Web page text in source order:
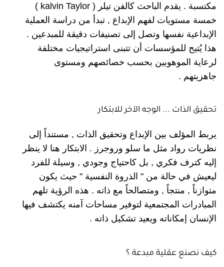
مكتسبة . يقدم الباحث كالفن تيلر ( kalvin Taylor )
خمسة مستويات لفهم الإبداع , تبدأ من دراسة العملية
الإبداعية نفسها وتصل إلى تصنيفات دقيقة للمبدعين .
هذا يُتيح للمؤسسات أن تتبنى استراتيجيات مختلفة
لرعاية الموهوبين بحسب خصائصهم ومستوى
جاهزيتهم .
تحقيق الذات ... الوجه الآخر للابتكار
يربط المؤلف بين الإبداع وتحقيق الذات , مستنداً إلى
نظريات رواد مثل ما سلو وروجرز . الابتكار هنا لا ينظر
إليه كترف فكري , بل كاحتياج وجودي , وسيلة للفرد
ليعيش في حالة من " الذروة النفسية " حيث يكون
متوازناً , منتجاً , ومتصالحاً مع ذاته . هذه الرؤية تلهم
المبادرات المجتمعية لتوفير مساحات آمنه يكتشف فيها
الإنسان إمكاناته ويعيد تشكيل ذاته .
كيف نصنع عقلية مبدعة ؟